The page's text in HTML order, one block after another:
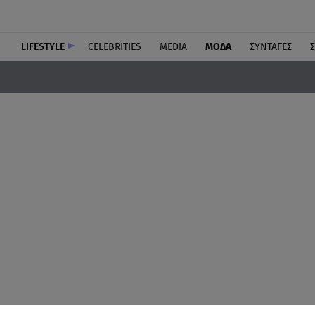
LIFESTYLE CELEBRITIES MEDIA ΜΟΔΑ ΣΥΝΤΑΓΕΣ